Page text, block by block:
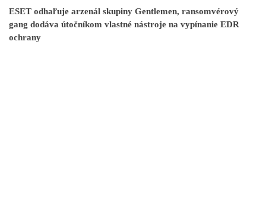
ESET odhaľuje arzenál skupiny Gentlemen, ransomvérový
gang dodáva útočníkom vlastné nástroje na vypínanie EDR
ochrany